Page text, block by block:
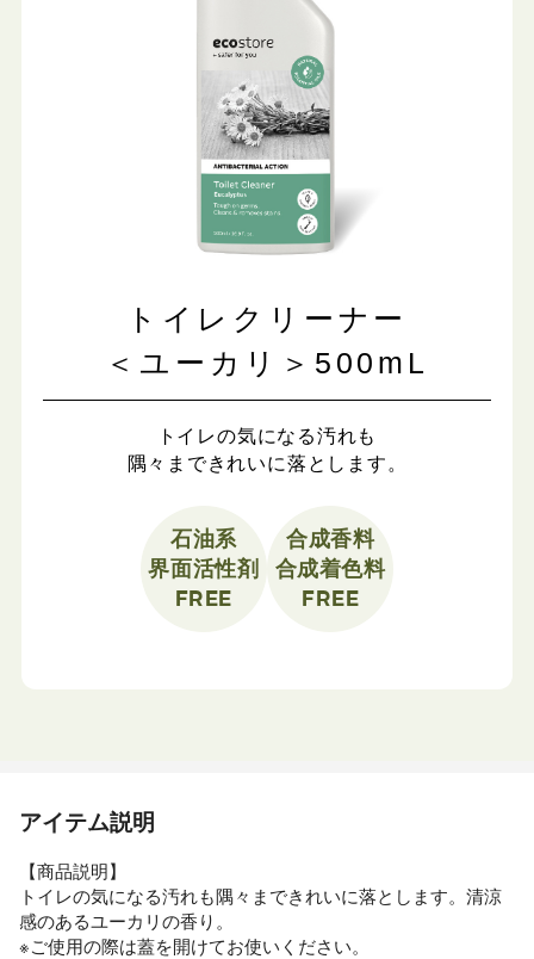
トイレクリーナー
＜ユーカリ＞500mL
トイレの気になる汚れも
隅々まできれいに落とします。
石油系
界面活性剤
FREE
合成香料
合成着色料
FREE
アイテム説明
【商品説明】
トイレの気になる汚れも隅々まできれいに落とします。清涼
感のあるユーカリの香り。
※ご使用の際は蓋を開けてお使いください。